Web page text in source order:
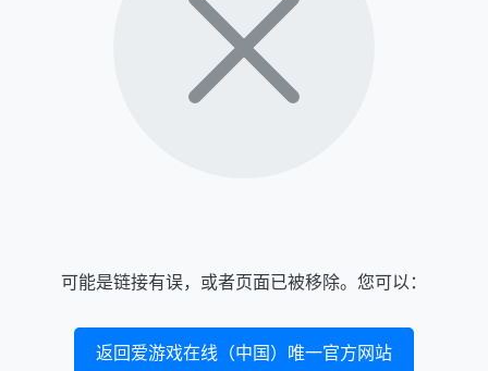
可能是链接有误，或者页面已被移除。您可以：
返回爱游戏在线（中国）唯一官方网站